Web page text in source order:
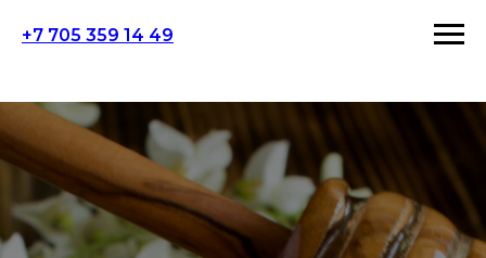
+7 705 359 14 49